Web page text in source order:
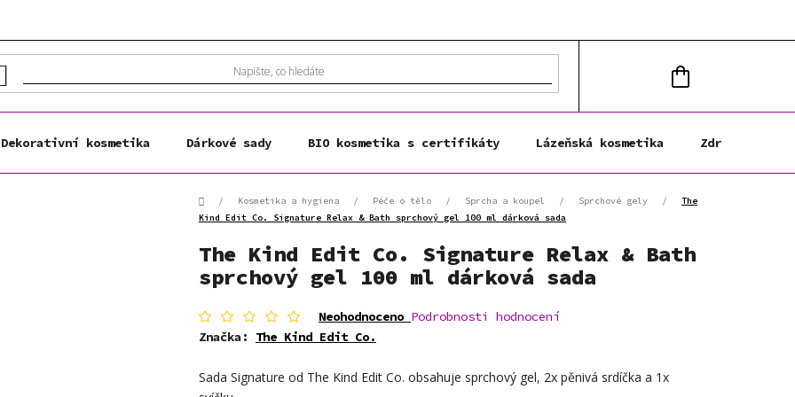
KOŠÍK
Dekorativní kosmetika Dárkové sady BIO kosmetika s certifikáty Lázeňská kosmetika Zdravá výživa
Domů/ Kosmetika a hygiena / Péče o tělo / Sprcha a koupel / Sprchové gely /
The
Kind Edit Co. Signature Relax & Bath sprchový gel 100 ml dárková sada
The Kind Edit Co. Signature Relax & Bath
sprchový gel 100 ml dárková sada
Průměrné
hodnocení
produktu
0,0
Neohodnoceno Podrobnosti hodnocení
Značka: The Kind Edit Co.
Sada Signature od The Kind Edit Co. obsahuje sprchový gel, 2x pěnivá srdíčka a 1x